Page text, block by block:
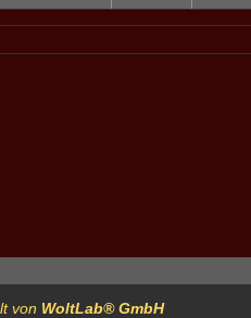
von WoltLab® GmbH